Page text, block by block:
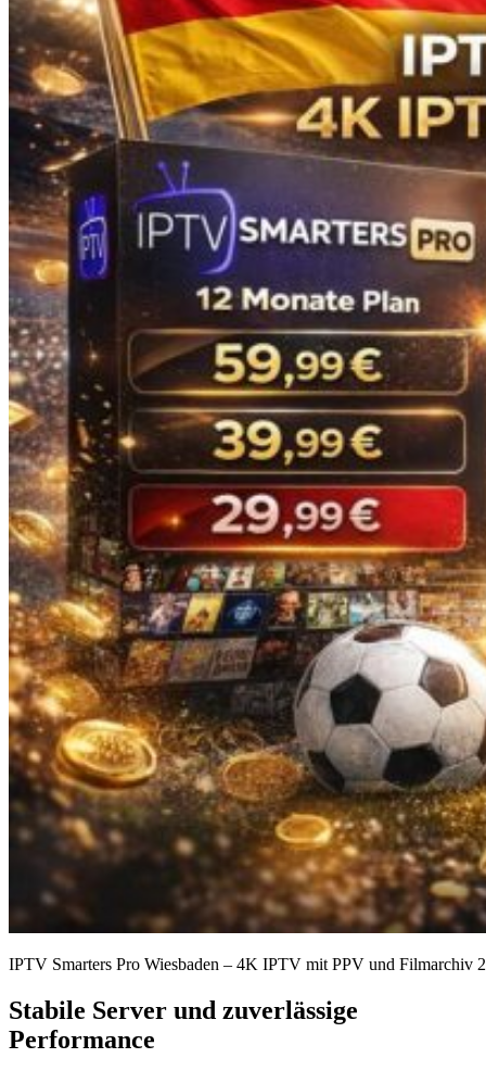
IPTV Smarters Pro Wiesbaden – 4K IPTV mit PPV und Filmarchiv
Stabile Server und zuverlässige
Performance